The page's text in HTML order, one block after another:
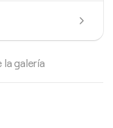
la galería